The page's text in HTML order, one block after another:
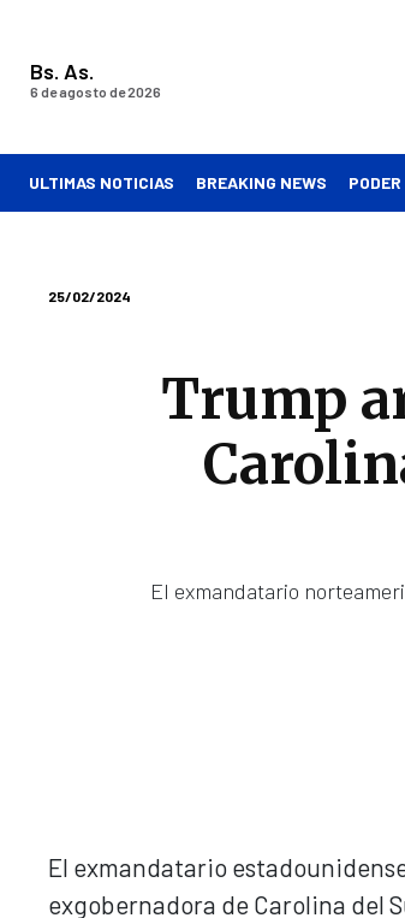
Bs. As.
6 de agosto de 2026
ULTIMAS NOTICIAS BREAKING NEWS PODER
25/02/2024
Trump
El exmandatario
El exmandatario
exgobernadora de Carolina del